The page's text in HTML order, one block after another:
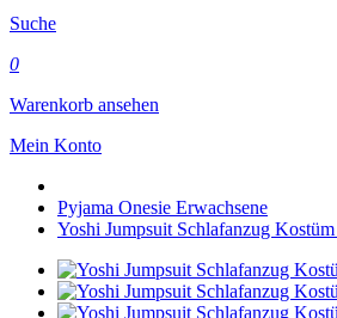
Suche
0
Warenkorb ansehen
Mein Konto
Pyjama Onesie Erwachsene
Yoshi Jumpsuit Schlafanzug